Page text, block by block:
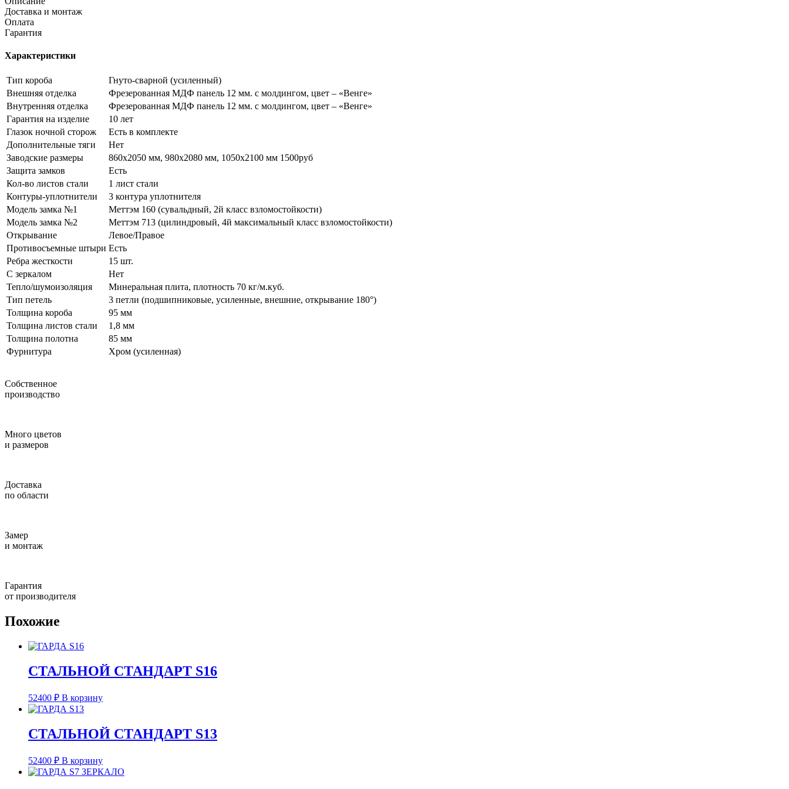
Доставка и монтаж
Оплата
Гарантия
Характеристики
Тип короба
Гнуто-сварной (усиленный)
Внешняя отделка
Фрезерованная МДФ панель 12 мм. с молдингом, цвет – «Венге»
Внутренняя отделка
Фрезерованная МДФ панель 12 мм. с молдингом, цвет – «Венге»
Гарантия на изделие
10 лет
Глазок ночной сторож
Есть в комплекте
Дополнительные тяги
Нет
Заводские размеры
860х2050 мм, 980х2080 мм, 1050х2100 мм 1500руб
Защита замков
Есть
Кол-во листов стали
1 лист стали
Контуры-уплотнители
3 контура уплотнителя
Модель замка №1
Меттэм 160 (сувальдный, 2й класс взломостойкости)
Модель замка №2
Меттэм 713 (цилиндровый, 4й максимальный класс взломостойкости)
Открывание
Левое/Правое
Противосъемные штыри Есть
Ребра жесткости
15 шт.
С зеркалом
Нет
Тепло/шумоизоляция
Минеральная плита, плотность 70 кг/м.куб.
Тип петель
3 петли (подшипниковые, усиленные, внешние, открывание 180°)
Толщина короба
95 мм
Толщина листов стали
1,8 мм
Толщина полотна
85 мм
Фурнитура
Хром (усиленная)
Собственное
производство
Много цветов
и размеров
Доставка
по области
Замер
и монтаж
Гарантия
от производителя
Похожие
СТАЛЬНОЙ СТАНДАРТ S16
52400 ₽ В корзину
СТАЛЬНОЙ СТАНДАРТ S13
52400 ₽ В корзину